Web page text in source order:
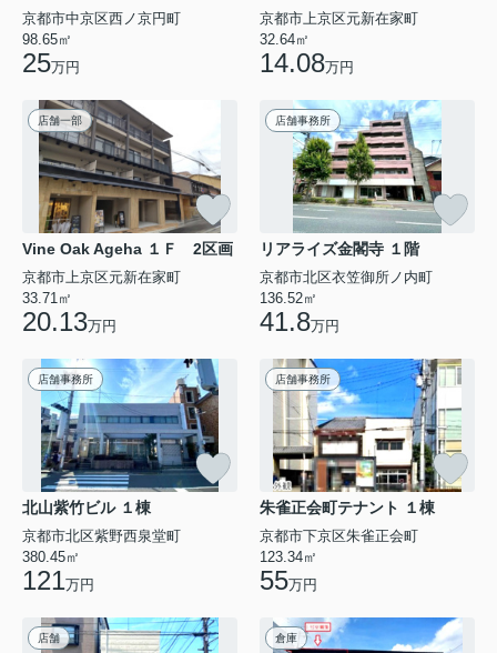
京都市中京区西ノ京円町
98.65㎡
25万円
京都市上京区元新在家町
32.64㎡
14.08万円
店舗一部
Vine Oak Ageha １Ｆ 2区画
京都市上京区元新在家町
33.71㎡
20.13万円
店舗事務所
リアライズ金閣寺 １階
京都市北区衣笠御所ノ内町
136.52㎡
41.8万円
店舗事務所
北山紫竹ビル １棟
京都市北区紫野西泉堂町
380.45㎡
121万円
店舗事務所
朱雀正会町テナント １棟
京都市下京区朱雀正会町
123.34㎡
55万円
店舗 倉庫